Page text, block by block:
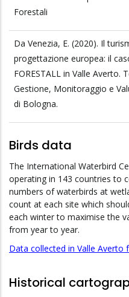
Forestali
Da Venezia, E. (2020). Il
progettazione europea: il
FORESTALL in Valle Averto.
Gestione, Monitoraggio e
di Bologna.
Birds data
The International Waterbird
operating in 143 countries to
numbers of waterbirds at
count at each site which
each winter to maximise the
from year to year.
Data collected in Valle Averto
Historical